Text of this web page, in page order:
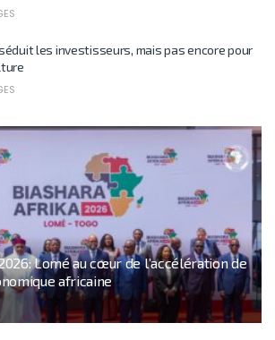
les investisseurs, mais pas encore pour
Lomé au cœur de l’accélération de
africaine